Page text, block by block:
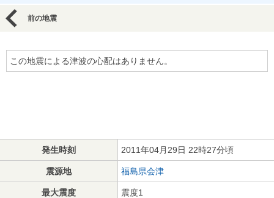
前の地震
この地震による津波の心配はありません。
発生時刻 2011年04月29日 22時27分頃
震源地 福島県会津
最大震度 震度1